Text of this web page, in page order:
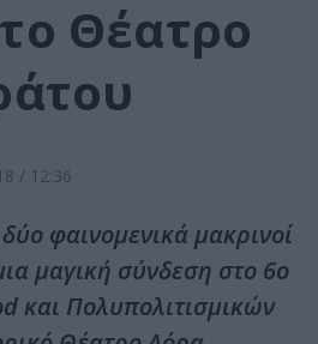
Θέατρο
/ 12:36
φαινομενικά μακρινοί
μαγική σύνδεση στο 6ο
και Πολυπολιτισμικών